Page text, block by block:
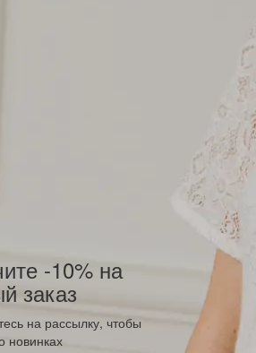
-10% на
заказ
на рассылку, чтобы
новинках